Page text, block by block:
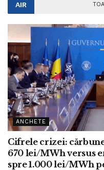
AIR
ANCHETE
Cifrele crizei:
670 lei/MWh versus
spre 1.000 lei/MWh